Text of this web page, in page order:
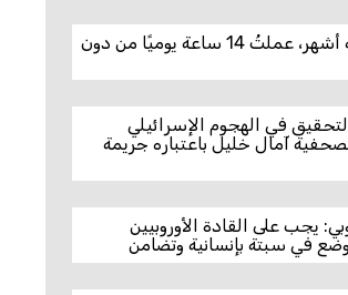
“لمدة خمسة أشهر، عملتُ 14 ساعة يوميًا من دون
في الهجوم الإسرائيلي
آمال خليل باعتباره جريمة
يجب على القادة الأوروبيين
في سبتة بإنسانية وتضامن